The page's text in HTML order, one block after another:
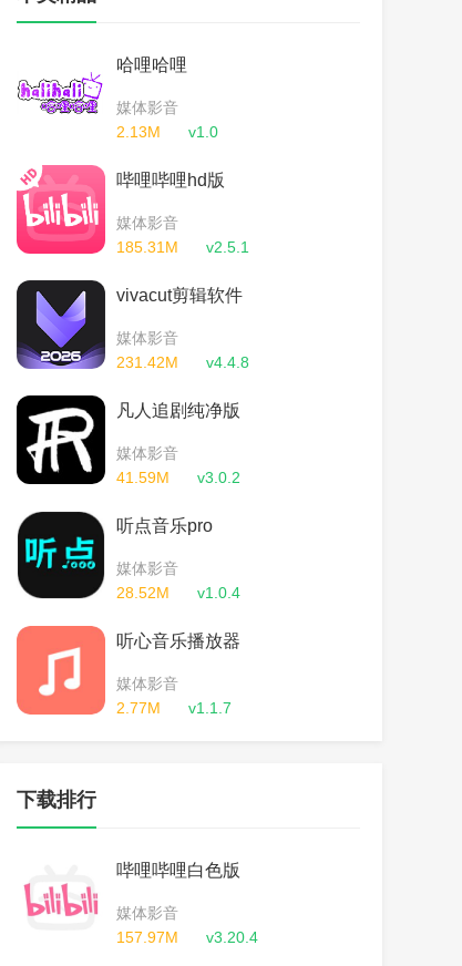
哈哩哈哩
媒体影音
2.13M
v1.0
哔哩哔哩hd版
媒体影音
185.31M
v2.5.1
vivacut剪辑软件
媒体影音
231.42M
v4.4.8
凡人追剧纯净版
媒体影音
41.59M
v3.0.2
听点音乐pro
媒体影音
28.52M
v1.0.4
听心音乐播放器
媒体影音
2.77M
v1.1.7
下载排行
哔哩哔哩白色版
媒体影音
157.97M
v3.20.4